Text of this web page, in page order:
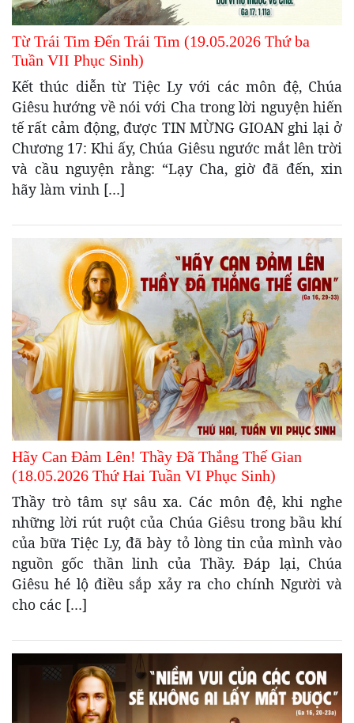
Từ Trái Tim Đến Trái Tim (19.05.2026 Thứ ba
Tuần VII Phục Sinh)
Kết thúc diễn từ Tiệc Ly với các môn đệ, Chúa
Giêsu hướng về nói với Cha trong lời nguyện hiến
tế rất cảm động, được TIN MỪNG GIOAN ghi lại ở
Chương 17: Khi ấy, Chúa Giêsu ngước mắt lên trời
và cầu nguyện rằng: “Lạy Cha, giờ đã đến, xin
hãy làm vinh […]
Hãy Can Đảm Lên! Thầy Đã Thắng Thế Gian
(18.05.2026 Thứ Hai Tuần VI Phục Sinh)
Thầy trò tâm sự sâu xa. Các môn đệ, khi nghe
những lời rút ruột của Chúa Giêsu trong bầu khí
của bữa Tiệc Ly, đã bày tỏ lòng tin của mình vào
nguồn gốc thần linh của Thầy. Đáp lại, Chúa
Giêsu hé lộ điều sắp xảy ra cho chính Người và
cho các […]